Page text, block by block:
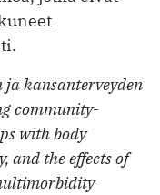
kansanterveyden
community-
with body
and the effects of